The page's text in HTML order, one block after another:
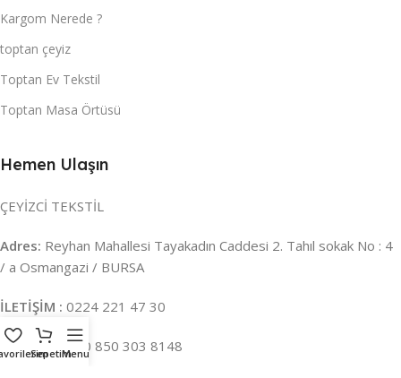
Kargom Nerede ?
toptan çeyiz
Toptan Ev Tekstil
Toptan Masa Örtüsü
Hemen Ulaşın
ÇEYİZCİ TEKSTİL
Adres: Reyhan Mahallesi Tayakadın Caddesi 2. Tahıl sokak No : 4
/ a Osmangazi / BURSA
İLETİŞİM : 0224 221 47 30
WHATSAPP :0 850 303 8148
SepetimMenu